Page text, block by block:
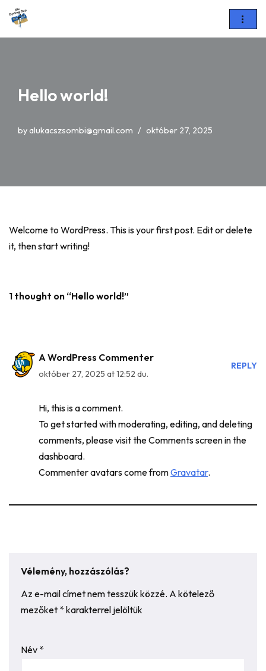
Hello world!
byalukacszsombi@gmail.com október 27, 2025
Welcome to WordPress. This is your first post. Edit or delete
it, then start writing!
1 thought on “Hello world!”
A WordPress Commenter
október 27, 2025 at 12:52 du.
REPLY
Hi, this is a comment.
To get started with moderating, editing, and deleting
comments, please visit the Comments screen in the
dashboard.
Commenter avatars come fromGravatar.
Vélemény, hozzászólás?
Az e-mail címet nem tesszük közzé. A kötelező
mezőket *karakterrel jelöltük
Név *